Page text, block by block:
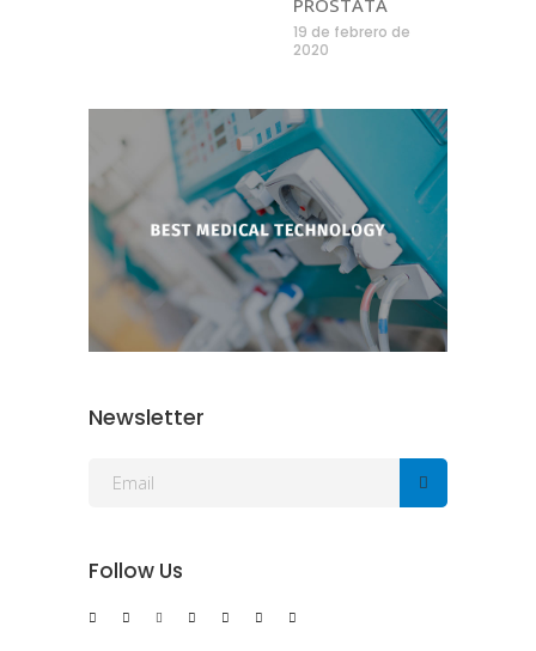
19 de febrero de
2020
Newsletter
Follow Us